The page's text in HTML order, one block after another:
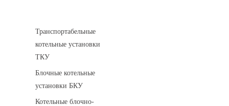
Транспортабельные
котельные установки
ТКУ
Блочные котельные
установки БКУ
Котельные блочно-